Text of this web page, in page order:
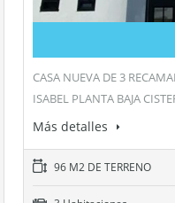
CASA NUEVA DE 3
ISABEL PLANTA BAJA
Más detalles
96 M2 DE TERRENO